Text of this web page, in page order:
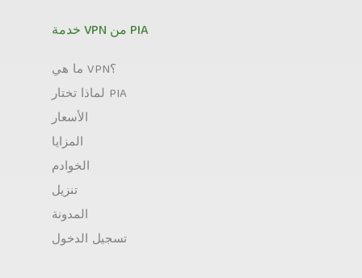
خدمة VPN من PIA
ما هي VPN؟
لماذا تختار PIA
الأسعار
المزايا
الخوادم
تنزيل
المدونة
تسجيل الدخول